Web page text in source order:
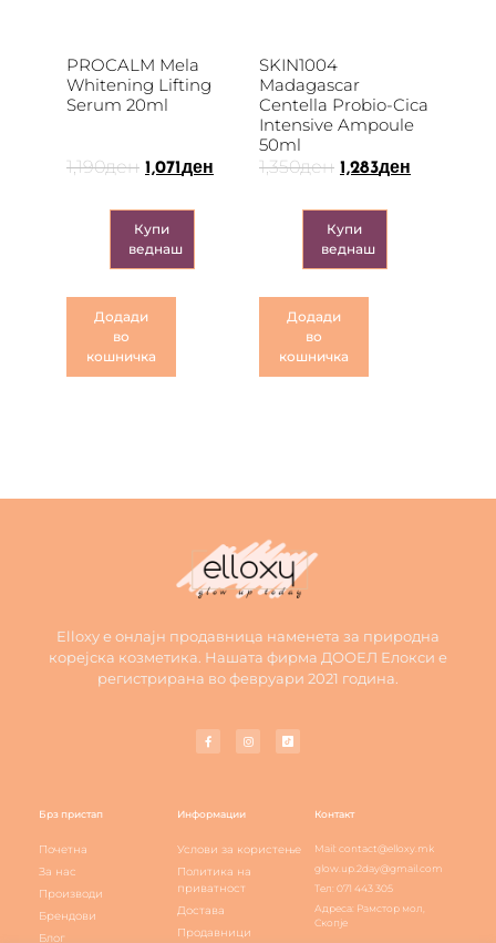
PROCALM Mela
Whitening Lifting
Serum 20ml
1,190ден 1,071 ден
Купи
веднаш
Додади
во
кошничка
SKIN1004
Madagascar
Centella Probio-Cica
Intensive Ampoule
50ml
1,350ден 1,283ден
Купи
веднаш
Додади
во
кошничка
Elloxy е онлајн продавница наменета за природна
корејска козметика. Нашата фирма ДООЕЛ Елокси е
регистрирана во февруари 2021 година.
Брз пристап
Почетна
За нас
Производи
Брендови
Блог
Информации
Услови за користење
Политика на
приватност
Достава
Продавници
Контакт
Mail: contact@elloxy.mk
glow.up.2day@gmail.com
Тел: 071 443 305
Адреса: Рамстор мол,
Скопје